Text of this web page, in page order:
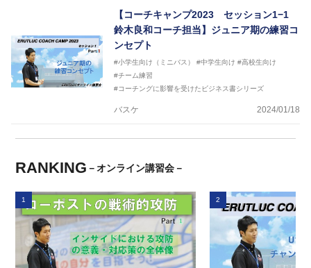
【コーチキャンプ2023 セッション1−1
鈴木良和コーチ担当】ジュニア期の練習コ
ンセプト
#小学生向け（ミニバス） #中学生向け #高校生向け
#チーム練習
#コーチングに影響を受けたビジネス書シリーズ
バスケ 2024/01/18
RANKING －オンライン講習会－
1 2